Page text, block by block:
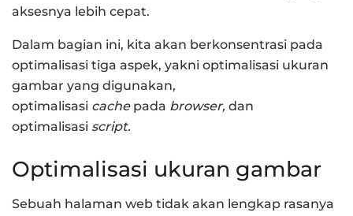
aksesnya lebih cepat.
Dalam bagian ini, kita akan berkonsentrasi pada
optimalisasi tiga aspek, yakni optimalisasi ukuran
gambar yang digunakan,
optimalisasi cachepada browser, dan
optimalisasi script.
Optimalisasi ukuran gambar
Sebuah halaman web tidak akan lengkap rasanya